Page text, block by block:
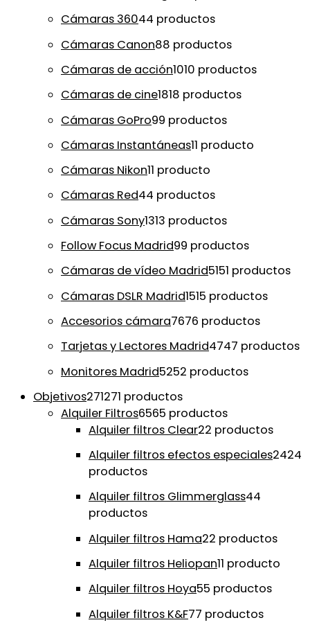
Cámaras 36044 productos
Cámaras Canon88 productos
Cámaras de acción1010 productos
Cámaras de cine1818 productos
Cámaras GoPro99 productos
Cámaras Instantáneas11 producto
Cámaras Nikon11 producto
Cámaras Red44 productos
Cámaras Sony1313 productos
Follow Focus Madrid99 productos
Cámaras de vídeo Madrid5151 productos
Cámaras DSLR Madrid1515 productos
Accesorios cámara7676 productos
Tarjetas y Lectores Madrid4747 productos
Monitores Madrid5252 productos
Objetivos271271 productos
Alquiler Filtros6565 productos
Alquiler filtros Clear22 productos
Alquiler filtros efectos especiales2424
productos
Alquiler filtros Glimmerglass44
productos
Alquiler filtros Hama22 productos
Alquiler filtros Heliopan11 producto
Alquiler filtros Hoya55 productos
Alquiler filtros K&F77 productos